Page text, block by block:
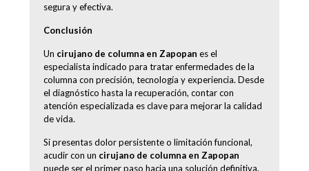
segura y efectiva.
Conclusión
Un cirujano de columna en Zapopan es el
especialista indicado para tratar enfermedades de la
columna con precisión, tecnología y experiencia. Desde
el diagnóstico hasta la recuperación, contar con
atención especializada es clave para mejorar la calidad
de vida.
Si presentas dolor persistente o limitación funcional,
acudir con un cirujano de columna en Zapopan
puede ser el primer paso hacia una solución definitiva.